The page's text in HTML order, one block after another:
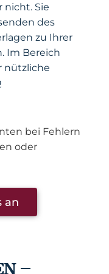
nicht. Sie
des
zu Ihrer
Im Bereich
nützliche
bei Fehlern
oder
an
–